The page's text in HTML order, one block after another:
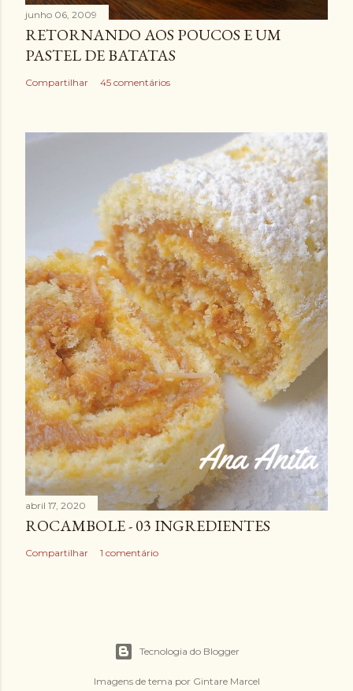
junho 06, 2009
RETORNANDO AOS POUCOS E UM
PASTEL DE BATATAS
Compartilhar 45 comentários
abril 17, 2020
ROCAMBOLE - 03 INGREDIENTES
Compartilhar 1 comentário
Tecnologia do Blogger
Imagens de tema por Gintare Marcel